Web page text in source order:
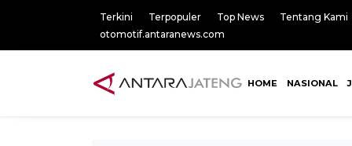
Terkini Terpopuler Top News
Tentang Kami
otomotif.antaranews.com
HOME NASIONAL